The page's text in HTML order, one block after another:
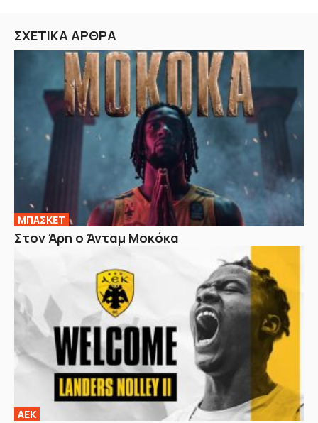
ΣΧΕΤΙΚΑ ΑΡΘΡΑ
ΜΠΑΣΚΕΤ
Στον Άρη ο Άνταμ Μοκόκα
ΑΕΚ